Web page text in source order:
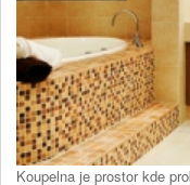
Koupelna je prostor kde